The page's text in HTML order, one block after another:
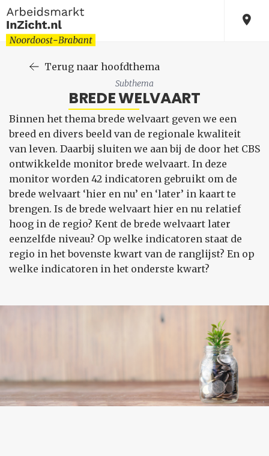
Terug naar hoofdthema
Subthema
BREDE WELVAART
Binnen het thema brede welvaart geven we een
breed en divers beeld van de regionale kwaliteit
van leven. Daarbij sluiten we aan bij de door het CBS
ontwikkelde monitor brede welvaart. In deze
monitor worden 42 indicatoren gebruikt om de
brede welvaart ‘hier en nu’ en ‘later’ in kaart te
brengen. Is de brede welvaart hier en nu relatief
hoog in de regio? Kent de brede welvaart later
eenzelfde niveau? Op welke indicatoren staat de
regio in het bovenste kwart van de ranglijst? En op
welke indicatoren in het onderste kwart?